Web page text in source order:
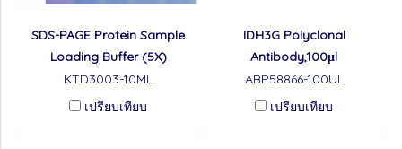
SDS-PAGE Protein Sample
Loading Buffer (5X)
KTD3003-10ML
เปรียบเทียบ
IDH3G Polyclonal
Antibody,100μl
ABP58866-100UL
เปรียบเทียบ